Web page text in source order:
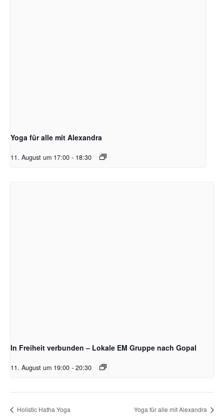
Yoga für alle mit Alexandra
11. August um 17:00 - 18:30
In Freiheit verbunden – Lokale EM Gruppe nach Gopal
11. August um 19:00 - 20:30
Holistic Hatha Yoga Yoga für alle mit Alexandra